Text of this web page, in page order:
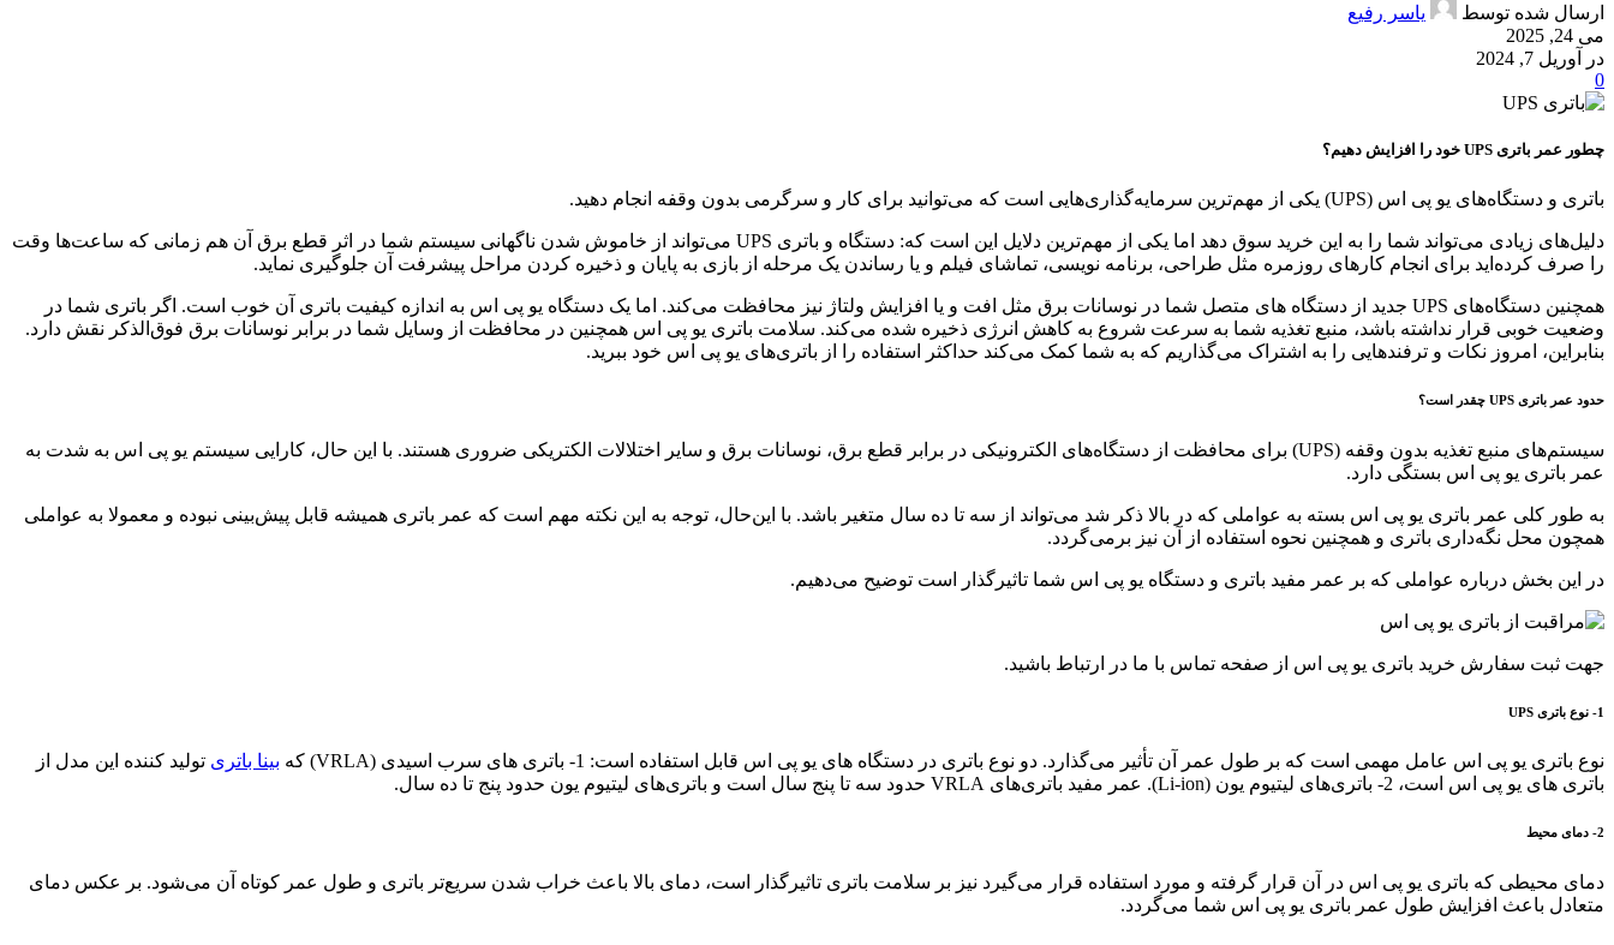
ارسال شده توسط
یاسر رفیع
می 24, 2025
در آوریل 7, 2024
0
چطور عمر باتری UPS خود را افزایش دهیم؟
باتری و دستگاه‌های یو پی اس (UPS) یکی از مهم‌ترین سرمایه‌گذاری‌هایی است که می‌توانید برای کار و سرگرمی بدون وقفه انجام دهید.
دلیل‌های زیادی می‌تواند شما را به این خرید سوق دهد اما یکی از مهم‌ترین دلایل این است که: دستگاه و باتری UPS می‌تواند از خاموش شدن ناگهانی سیستم شما در اثر قطع برق آن هم زمانی که ساعت‌ها وقت
را صرف کرده‌اید برای انجام کارهای روزمره مثل طراحی، برنامه نویسی، تماشای فیلم و یا رساندن یک مرحله از بازی به پایان و ذخیره کردن مراحل پیشرفت آن جلوگیری نماید.
همچنین دستگاه‌های UPS جدید از دستگاه‌ های متصل شما در نوسانات برق مثل افت و یا افزایش ولتاژ نیز محافظت می‌کند. اما یک دستگاه یو پی اس به اندازه کیفیت باتری آن خوب است. اگر باتری شما در
وضعیت خوبی قرار نداشته باشد، منبع تغذیه شما به سرعت شروع به کاهش انرژی ذخیره شده می‌کند. سلامت باتری یو پی اس همچنین در محافظت از وسایل شما در برابر نوسانات برق فوق‌الذکر نقش دارد.
بنابراین، امروز نکات و ترفندهایی را به اشتراک می‌گذاریم که به شما کمک می‌کند حداکثر استفاده را از باتری‌های یو پی اس خود ببرید.
حدود عمر باتری UPS چقدر است؟
سیستم‌های منبع تغذیه بدون وقفه (UPS) برای محافظت از دستگاه‌های الکترونیکی در برابر قطع برق، نوسانات برق و سایر اختلالات الکتریکی ضروری هستند. با این حال، کارایی سیستم یو پی اس به شدت به
عمر باتری یو پی اس بستگی دارد.
به طور کلی عمر باتری یو پی اس بسته به عواملی که در بالا ذکر شد می‌تواند از سه تا ده سال متغیر باشد. با این‌حال، توجه به این نکته مهم است که عمر باتری همیشه قابل پیش‌بینی نبوده و معمولا به عواملی
همچون محل نگه‌داری باتری و همچنین نحوه استفاده از آن نیز برمی‌گردد.
در این بخش درباره عواملی که بر عمر مفید باتری و دستگاه یو پی اس شما تاثیرگذار است توضیح می‌دهیم.
جهت ثبت سفارش خرید باتری یو پی اس از صفحه تماس با ما در ارتباط باشید.
1- نوع باتری UPS
نوع باتری یو پی اس عامل مهمی است که بر طول عمر آن تأثیر می‌گذارد. دو نوع باتری در دستگاه‌ های یو پی اس قابل استفاده است: 1- باتری‌ های سرب اسیدی (VRLA) که بینا باتری تولید کننده این مدل از
باتری‌ های یو پی اس است، 2- باتری‌های لیتیوم یون (Li-ion). عمر مفید باتری‌های VRLA حدود سه تا پنج سال است و باتری‌های لیتیوم یون حدود پنج تا ده سال.
2- دمای محیط
دمای محیطی که باتری یو پی اس در آن قرار گرفته و مورد استفاده قرار می‌گیرد نیز بر سلامت باتری تاثیرگذار است، دمای بالا باعث خراب شدن سریع‌تر باتری و طول عمر کوتاه آن می‌شود. بر عکس دمای
متعادل باعث افزایش طول عمر باتری یو پی اس شما می‌گردد.